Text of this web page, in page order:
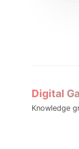
Digital
Knowledge